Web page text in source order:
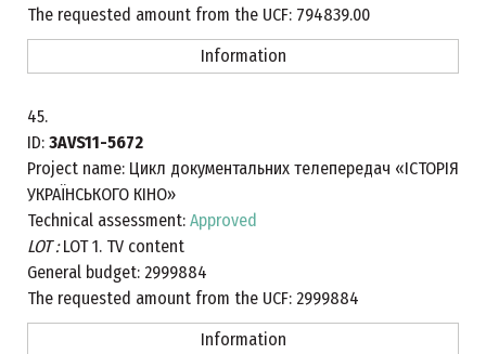
The requested amount from the UCF: 794839.00
Information
45.
ID: 3AVS11-5672
Project name: Цикл документальних телепередач «ІСТОРІЯ
УКРАЇНСЬКОГО КІНО»
Technical assessment: Approved
LOT :LOT 1. TV content
General budget: 2999884
The requested amount from the UCF: 2999884
Information